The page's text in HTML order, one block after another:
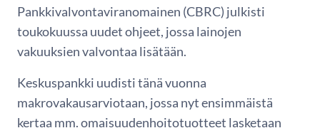
Pankkivalvontaviranomainen (CBRC) julkisti
toukokuussa uudet ohjeet, jossa lainojen
vakuuksien valvontaa lisätään.
Keskuspankki uudisti tänä vuonna
makrovakausarviotaan, jossa nyt ensimmäistä
kertaa mm. omaisuudenhoitotuotteet lasketaan